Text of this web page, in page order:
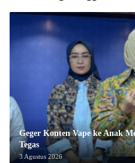
Geger Konten Vape ke Anak
Tegas
3 Agustus 2026